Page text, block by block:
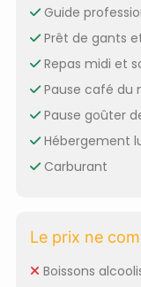
Guide
Prêt de gants
Repas midi et
Pause café du
Pause goûter
Hébergement
Carburant
Le prix ne
Boissons